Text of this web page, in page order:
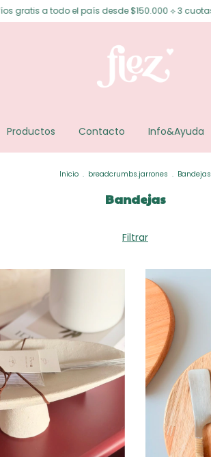
⟡ 3 cuotas sin interés ⟡ 6 cuotas sin
Productos Contacto Info&Ayuda
Inicio . breadcrumbs.jarrones . Bandejas
Bandejas
Filtrar